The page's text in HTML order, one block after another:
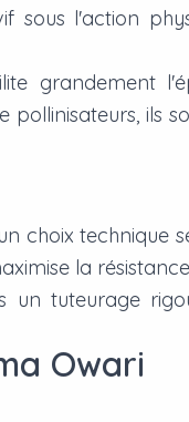
l'action
grandement
ils
choix technique
la
tuteurage
Owari